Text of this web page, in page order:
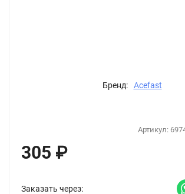
Бренд: Acefast
Артикул:
305 ₽
Заказать через: